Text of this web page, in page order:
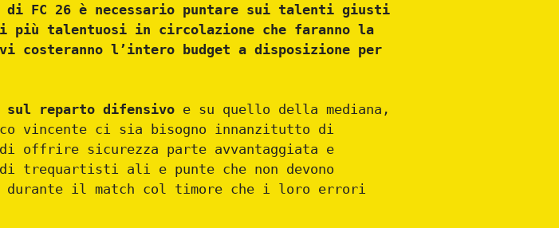
FC 26 è necessario puntare sui talenti giusti
più talentuosi in circolazione che faranno la
costeranno l’intero budget a disposizione per
sul reparto difensivo e su quello della mediana,
vincente ci sia bisogno innanzitutto di
offrire sicurezza parte avvantaggiata e
trequartisti ali e punte che non devono
durante il match col timore che i loro errori